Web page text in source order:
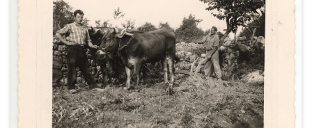
La stampa misura 6x8,3 cm ed ha un
bordo bianco dentellato.